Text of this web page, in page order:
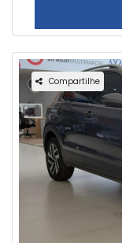
Compartilhe